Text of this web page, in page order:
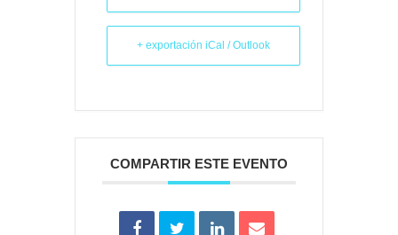
+ exportación iCal / Outlook
COMPARTIR ESTE EVENTO